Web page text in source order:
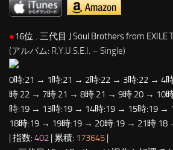
●16位…三代目 J Soul Brothers from EXILE
(アルバム: R.Y.U.S.E.I. – Single)
0時:21 → 1時:21 → 2時:22 → 3時:22 → 4
時:22 → 7時:21 → 8時:21 → 9時:20 → 10
時:19 → 13時:19 → 14時:19 → 15時:19 →
18時:19 → 19時:19 → 20時:19 → 21時:18
| 指数: 402 | 累積: 173645 |